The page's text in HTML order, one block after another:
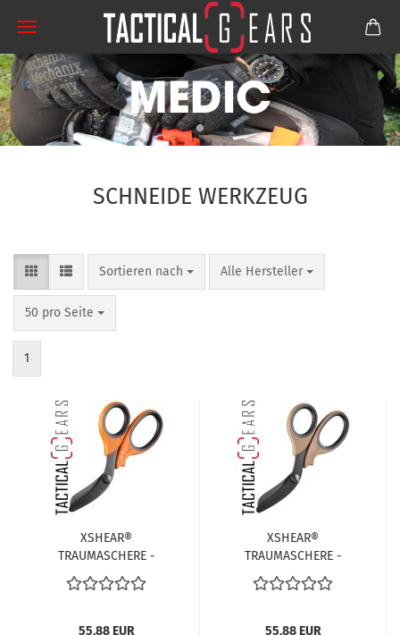
SCHNEIDE WERKZEUG
Sortieren nach
Sortieren nach Alle Hersteller
pro Seite
50 pro Seite
pro Seite
1
XSHEAR®
TRAUMASCHERE -
ORANGE/SCHWARZ
55,88 EUR
XSHEAR®
TRAUMASCHERE -
COYOTE/SCHWARZ
55,88 EUR